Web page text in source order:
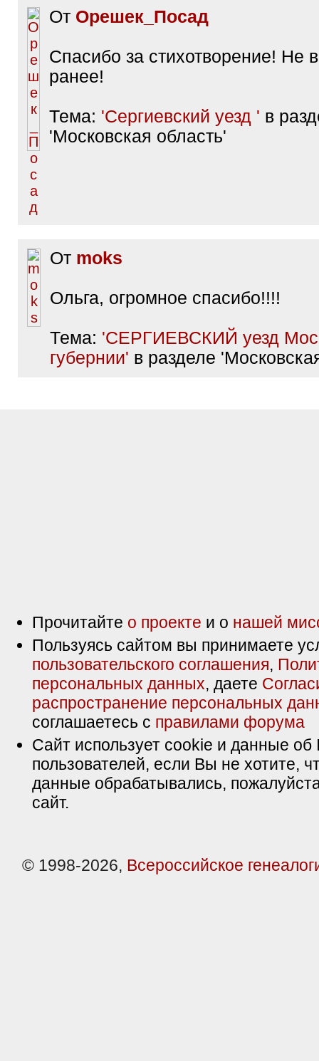
От Орешек_Посад
Спасибо за стихотворение! Не
ранее!
Тема: 'Сергиевский уезд ' в
'Московская область'
От moks
Ольга, огромное спасибо!!!!
Тема: 'СЕРГИЕВСКИЙ уезд
губернии' в разделе
Прочитайте о проекте и о нашей
Пользуясь сайтом вы принимаете
пользовательского соглашения,
персональных данных, даете
распространение персональных
соглашаетесь с правилами форума
Сайт использует cookie и данные об
пользователей, если Вы не хотите,
данные обрабатывались,
сайт.
© 1998-2026, Всероссийское